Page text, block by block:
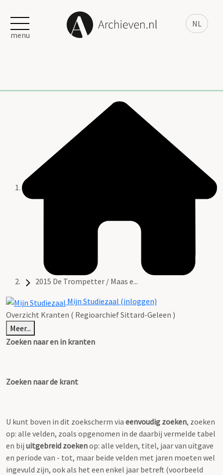
NL
menu
2015 De Trompetter / Maas e...
Mijn Studiezaal (inloggen)
Overzicht Kranten ( Regioarchief Sittard-Geleen )
Meer...
Zoeken naar en in kranten
Zoeken naar de krant
U kunt boven in dit zoekscherm via eenvoudig zoeken, zoeken
op: alle velden, zoals opgenomen in de daarbij vermelde tabel
en bij uitgebreid zoekenop: alle velden, titel, jaar van uitgave
en periode van - tot, maar beide velden met jaren moeten wel
ingevuld zijn, ook als het een enkel jaar betreft (voorbeeld